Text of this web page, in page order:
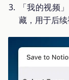
「我的视频
藏，用于后续